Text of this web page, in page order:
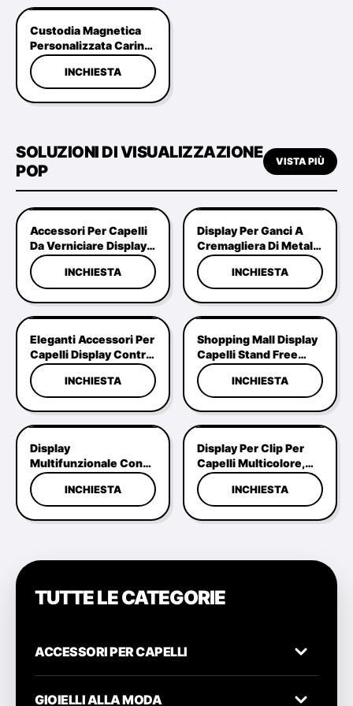
Custodia Magnetica
Personalizzata Carina
Y2K Rosa Trasparente
Per IPhoneINCHIESTA
SOLUZIONI DI VISUALIZZAZIONE
POP
VISTA PIÙ
Accessori Per Capelli
Da Verniciare Display
Stand Cartone Multi
FunzioneINCHIESTA
Display Per Ganci A
Cremagliera Di Metallo
Leggero, Accessori
Per CapelliINCHIESTA
Eleganti Accessori Per
Capelli Display Contro
Multiuso Pratico
INCHIESTA
Shopping Mall Display
Capelli Stand Free
Standing Multiscene
DurableINCHIESTA
Display
Multifunzionale Con
Clip Per Capelli
Resistente
Riutilizzabile Moderno
INCHIESTA
Display Per Clip Per
Capelli Multicolore,
Free-Standing
Scrunchie Market
Display
INCHIESTA
TUTTE LE CATEGORIE
ACCESSORI PER CAPELLI
GIOIELLI ALLA MODA